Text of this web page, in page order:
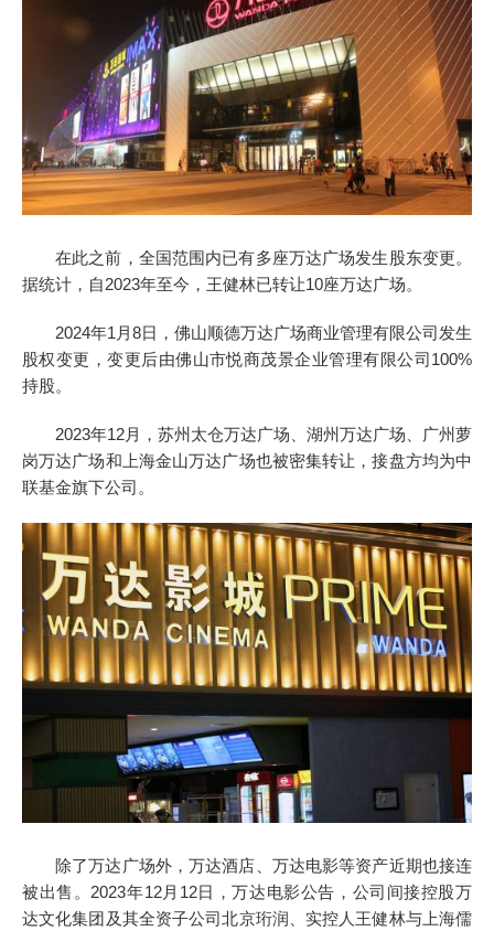
在此之前，全国范围内已有多座万达广场发生股东变更。
据统计，自2023年至今，王健林已转让10座万达广场。
2024年1月8日，佛山顺德万达广场商业管理有限公司发生
股权变更，变更后由佛山市悦商茂景企业管理有限公司100%
持股。
2023年12月，苏州太仓万达广场、湖州万达广场、广州萝
岗万达广场和上海金山万达广场也被密集转让，接盘方均为中
联基金旗下公司。
除了万达广场外，万达酒店、万达电影等资产近期也接连
被出售。2023年12月12日，万达电影公告，公司间接控股万
达文化集团及其全资子公司北京珩润、实控人王健林与上海儒